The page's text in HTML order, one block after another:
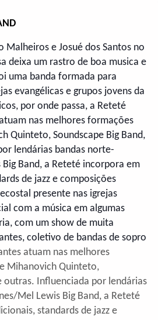
Malheiros e Josué dos Santos no
deixa um rastro de boa musica e
uma banda formada para
evangélicas e grupos jovens da
por onde passa, a Reteté
nas melhores formações
Quinteto, Soundscape Big Band,
lendárias bandas norte-
Band, a Reteté incorpora em
de jazz e composições
presente nas igrejas
com a música em algumas
com um show de muita
coletivo de bandas de sopro
atuam nas melhores
Mihanovich Quinteto,
outras. Influenciada por lendárias
Mel Lewis Big Band, a Reteté
standards de jazz e